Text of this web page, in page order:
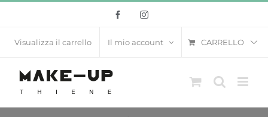
contenuto
FacebookInstagram
Visualizza il carrello Il mio account CARRELLO